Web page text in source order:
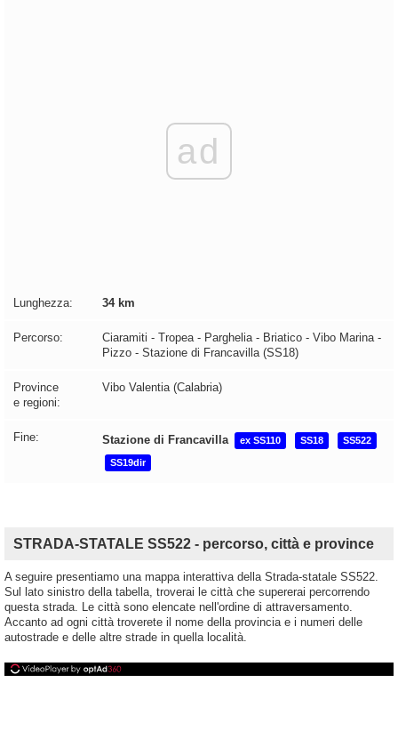
ad
Lunghezza: 34 km
Percorso:
Ciaramiti - Tropea - Parghelia - Briatico - Vibo Marina -
Pizzo - Stazione di Francavilla (SS18)
Province
e regioni:
Vibo Valentia (Calabria)
Fine: Stazione di Francavilla ex SS110 SS18 SS522
SS19dir
STRADA-STATALE SS522 - percorso, città e province
A seguire presentiamo una mappa interattiva della Strada-statale SS522.
Sul lato sinistro della tabella, troverai le città che supererai percorrendo
questa strada. Le città sono elencate nell'ordine di attraversamento.
Accanto ad ogni città troverete il nome della provincia e i numeri delle
autostrade e delle altre strade in quella località.